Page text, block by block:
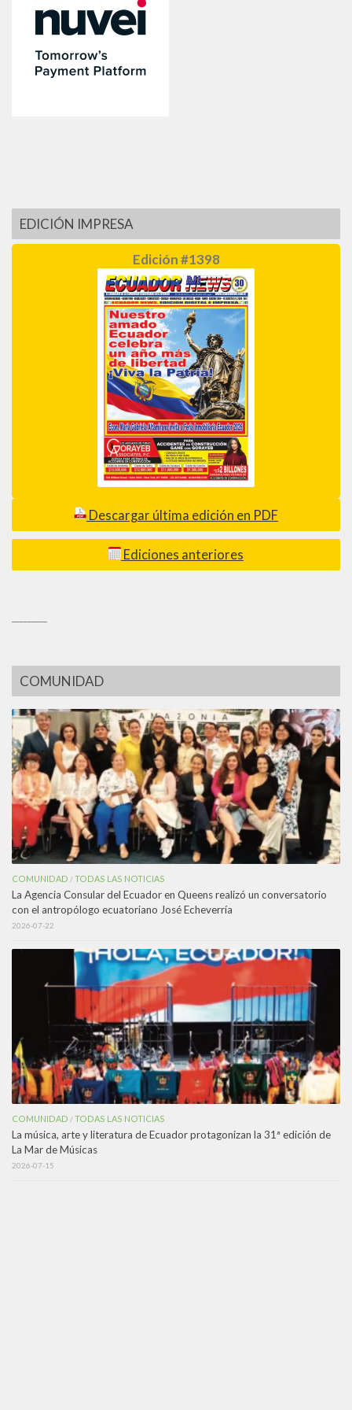
EDICIÓN IMPRESA
Edición #1398
Descargar última edición en PDF
Ediciones anteriores
COMUNIDAD
COMUNIDAD /TODAS LAS NOTICIAS
La Agencia Consular del Ecuador en Queens realizó un conversatorio
con el antropólogo ecuatoriano José Echeverría
2026-07-22
COMUNIDAD /TODAS LAS NOTICIAS
La música, arte y literatura de Ecuador protagonizan la 31ª edición de
La Mar de Músicas
2026-07-15